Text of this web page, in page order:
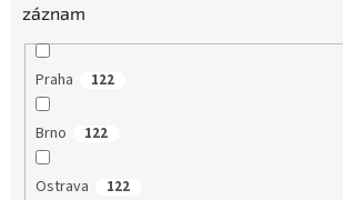
záznam
Praha 122
Brno 122
Ostrava 122